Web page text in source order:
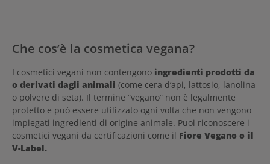
Che cos’è la cosmetica vegana?
I cosmetici vegani non contengono ingredienti prodotti da
o derivati dagli animali (come cera d’api, lattosio, lanolina
o polvere di seta). Il termine “vegano” non è legalmente
protetto e può essere utilizzato ogni volta che non vengono
impiegati ingredienti di origine animale. Puoi riconoscere i
cosmetici vegani da certificazioni come il Fiore Vegano o il
V-Label.